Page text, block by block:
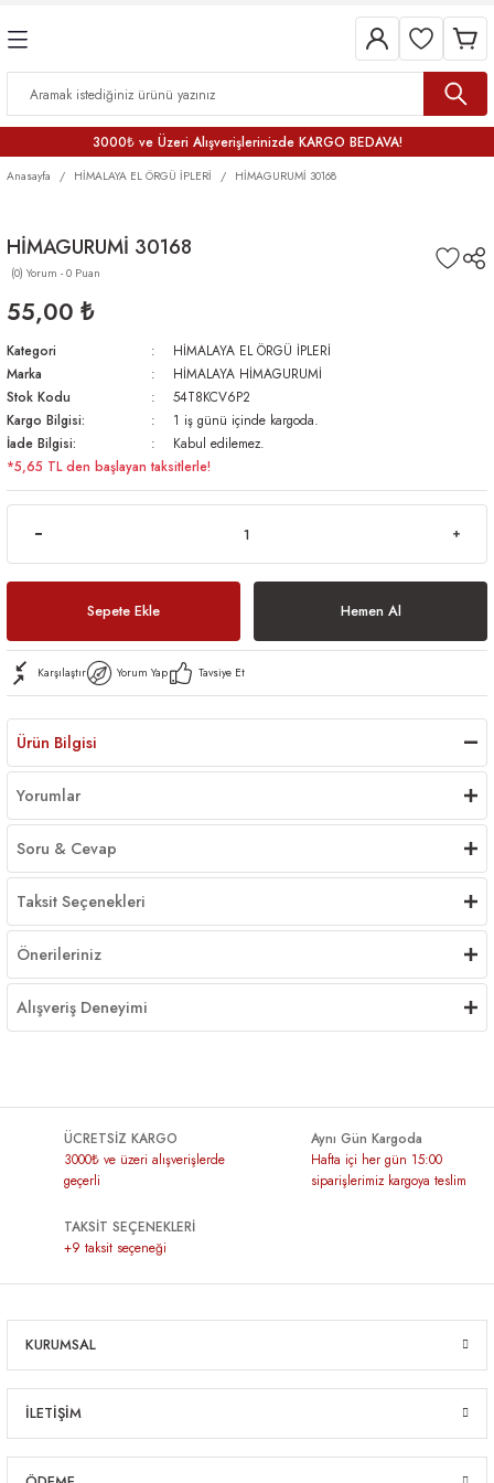
3000₺ ve Üzeri Alışverişlerinizde KARGO BEDAVA!
Anasayfa HİMALAYA EL ÖRGÜ İPLERİ HİMAGURUMİ 30168
HİMAGURUMİ 30168
(0) Yorum - 0 Puan
55,00 ₺
Kategori
HİMALAYA EL ÖRGÜ İPLERİ
Marka
HİMALAYA HİMAGURUMİ
Stok Kodu
54T8KCV6P2
Kargo Bilgisi:
1 iş günü içinde kargoda.
İade Bilgisi:
Kabul edilemez.
*5,65 TL den başlayan taksitlerle!
Sepete Ekle Hemen Al
Karşılaştır Yorum Yap Tavsiye Et
Ürün Bilgisi
Yorumlar
Soru & Cevap
Taksit Seçenekleri
Önerileriniz
Alışveriş Deneyimi
ÜCRETSİZ KARGO
3000₺ ve üzeri alışverişlerde
geçerli
Aynı Gün Kargoda
Hafta içi her gün 15:00
siparişlerimiz kargoya teslim
TAKSİT SEÇENEKLERİ
+9 taksit seçeneği
KURUMSAL
İLETİŞİM